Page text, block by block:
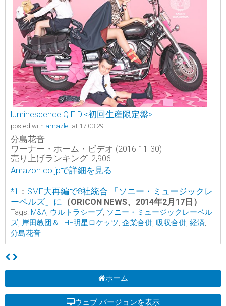
luminescence Q.E.D.<初回生産限定盤>
posted with amazlet at 17.03.29
分島花音
ワーナー・ホーム・ビデオ (2016-11-30)
売り上げランキング: 2,906
Amazon.co.jpで詳細を見る
*1 ： SME大再編で8社統合 「ソニー・ミュージックレ
ーベルズ」に （ORICON NEWS、2014年2月17日）
Tags: M&A, ウルトラシープ, ソニー・ミュージックレーベル
ズ, 岸田教団＆THE明星ロケッツ, 企業合併, 吸収合併, 経済,
分島花音
ホーム
ウェブ バージョンを表示